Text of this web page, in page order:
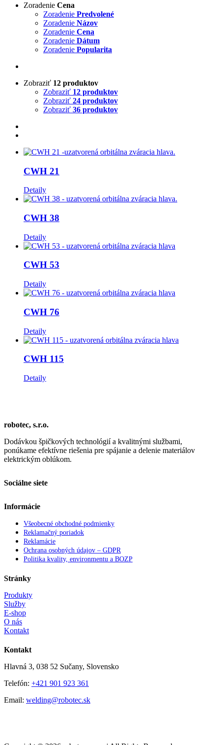
Zoradenie Cena
Zoradenie Predvolené
Zoradenie Názov
Zoradenie Cena
Zoradenie Dátum
Zoradenie Popularita
Zobraziť 12 produktov
Zobraziť 12 produktov
Zobraziť 24 produktov
Zobraziť 36 produktov
CWH 21
Detaily
CWH 38
Detaily
CWH 53
Detaily
CWH 76
Detaily
CWH 115
Detaily
robotec, s.r.o.
Dodávkou špičkových technológií a kvalitnými službami,
ponúkame efektívne riešenia pre spájanie a delenie materiálov
elektrickým oblúkom.
Sociálne siete
Informácie
Všeobecné obchodné podmienky
Reklamačný poriadok
Reklamácie
Ochrana osobných údajov – GDPR
Politika kvality, environmentu a BOZP
Stránky
Produkty
Služby
E-shop
O nás
Kontakt
Kontakt
Hlavná 3, 038 52 Sučany, Slovensko
Telefón: +421 901 923 361
Email: welding@robotec.sk